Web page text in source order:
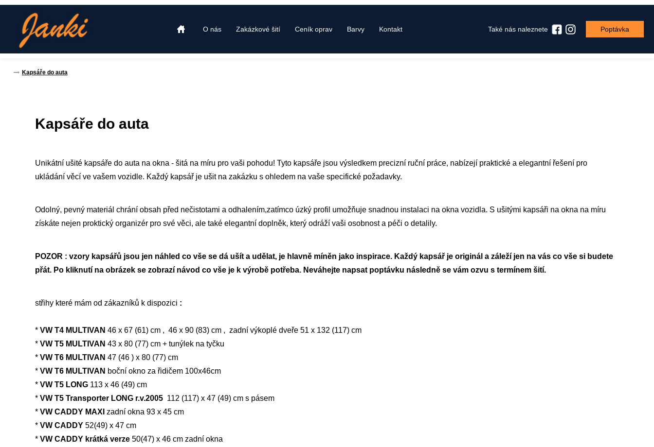
O nás Zakázkové šití Ceník oprav Barvy Kontakt Také nás naleznete Poptávka
Kapsáře do auta
Kapsáře do auta
Unikátní ušité kapsáře do auta na okna - šitá na míru pro vaši pohodu! Tyto kapsáře jsou výsledkem precizní ruční práce, nabízejí praktické a elegantní řešení pro
ukládání věcí ve vašem vozidle. Každý kapsář je ušit na zakázku s ohledem na vaše specifické požadavky.
Odolný, pevný materiál chrání obsah před nečistotami a odhalením,zatímco úzký profil umožňuje snadnou instalaci na okna vozidla. S ušitými kapsáři na okna na míru
získáte nejen proktický organizér pro své věci, ale také elegantní doplněk, který odráží vaši osobnost a péči o detalily.
POZOR : vzory kapsářů jsou jen náhled co vše se dá ušít a udělat, je hlavně míněn jako inspirace. Každý kapsář je originál a záleží jen na vás co vše si budete
přát. Po kliknutí na obrázek se zobrazí návod co vše je k výrobě potřeba. Neváhejte napsat poptávku následně se vám ozvu s termínem šití.
střihy které mám od zákazníků k dispozici :
* VW T4 MULTIVAN 46 x 67 (61) cm , 46 x 90 (83) cm , zadní výkoplé dveře 51 x 132 (117) cm
* VW T5 MULTIVAN 43 x 80 (77) cm + tunýlek na tyčku
* VW T6 MULTIVAN 47 (46 ) x 80 (77) cm
* VW T6 MULTIVAN boční okno za řidičem 100x46cm
* VW T5 LONG 113 x 46 (49) cm
* VW T5 Transporter LONG r.v.2005 112 (117) x 47 (49) cm s pásem
* VW CADDY MAXI zadní okna 93 x 45 cm
* VW CADDY 52(49) x 47 cm
* VW CADDY krátká verze 50(47) x 46 cm zadní okna